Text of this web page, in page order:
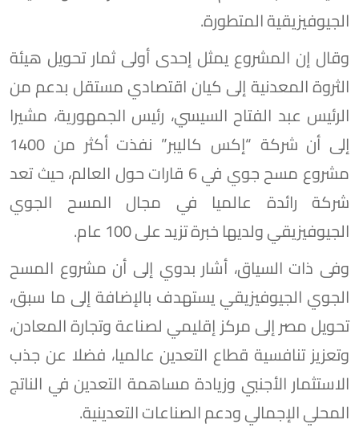
الجيوفيزيقية المتطورة.
وقال إن المشروع يمثل إحدى أولى ثمار تحويل هيئة
الثروة المعدنية إلى كيان اقتصادي مستقل بدعم من
الرئيس عبد الفتاح السيسي، رئيس الجمهورية، مشيرا
إلى أن شركة “إكس كاليبر” نفذت أكثر من 1400
مشروع مسح جوي في 6 قارات حول العالم، حيث تعد
شركة رائدة عالميا في مجال المسح الجوي
الجيوفيزيقي ولديها خبرة تزيد على 100 عام.
وفى ذات السياق، أشار بدوي إلى أن مشروع المسح
الجوي الجيوفيزيقي يستهدف بالإضافة إلى ما سبق،
تحويل مصر إلى مركز إقليمي لصناعة وتجارة المعادن،
وتعزيز تنافسية قطاع التعدين عالميا، فضلا عن جذب
الاستثمار الأجنبي وزيادة مساهمة التعدين في الناتج
المحلي الإجمالي ودعم الصناعات التعدينية.